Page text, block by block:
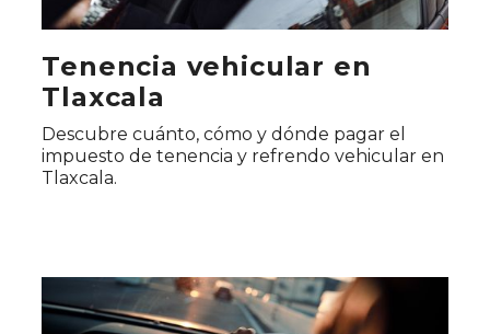
Tenencia vehicular en
Tlaxcala
Descubre cuánto, cómo y dónde pagar el
impuesto de tenencia y refrendo vehicular en
Tlaxcala.